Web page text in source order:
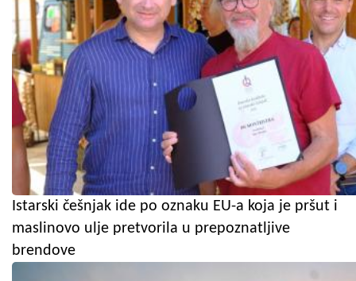
Istarski češnjak ide po oznaku EU-a koja je pršut i
maslinovo ulje pretvorila u prepoznatljive
brendove